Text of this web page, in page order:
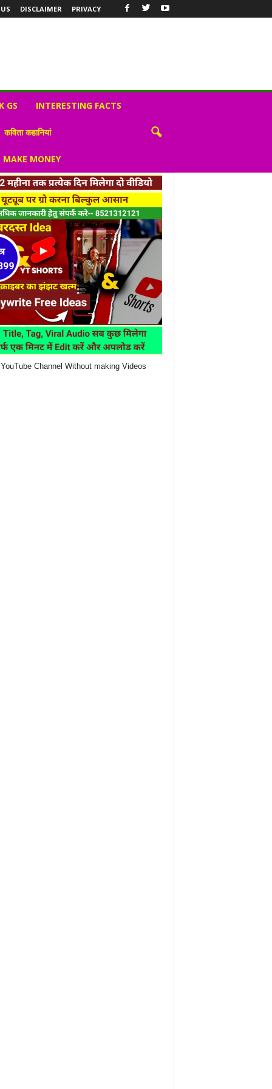
DISCLAIMER PRIVACY
GS INTERESTING FACTS
कविता कहानियां
MONEY
Channel Without making Videos